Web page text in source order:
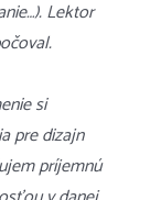
Lektor
si
pre dizajn
príjemnú